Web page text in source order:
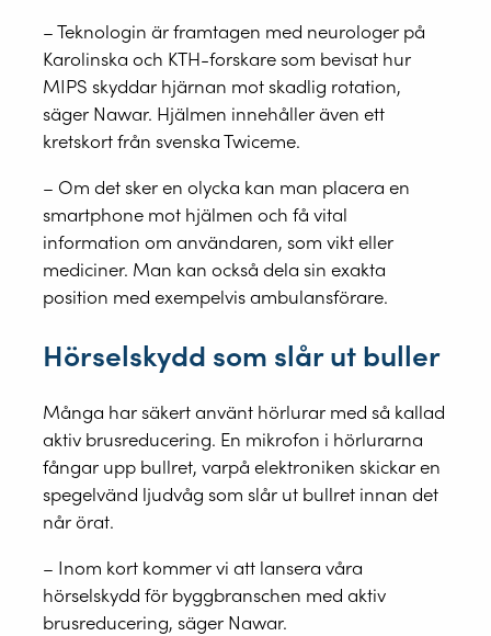
– Teknologin är framtagen med neurologer på
Karolinska och KTH-forskare som bevisat hur
MIPS skyddar hjärnan mot skadlig rotation,
säger Nawar. Hjälmen innehåller även ett
kretskort från svenska Twiceme.
– Om det sker en olycka kan man placera en
smartphone mot hjälmen och få vital
information om användaren, som vikt eller
mediciner. Man kan också dela sin exakta
position med exempelvis ambulansförare.
Hörselskydd som slår ut buller
Många har säkert använt hörlurar med så kallad
aktiv brusreducering. En mikrofon i hörlurarna
fångar upp bullret, varpå elektroniken skickar en
spegelvänd ljudvåg som slår ut bullret innan det
når örat.
– Inom kort kommer vi att lansera våra
hörselskydd för byggbranschen med aktiv
brusreducering, säger Nawar.